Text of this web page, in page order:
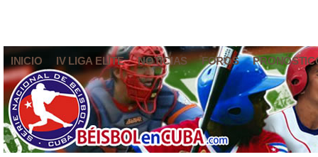
INICIO IV LIGA ELITE NOTICIAS FOROS